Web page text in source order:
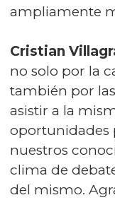
ampliamente
Cristian
no solo por la
también por
asistir a la
oportunidades
nuestros
clima de
del mismo.